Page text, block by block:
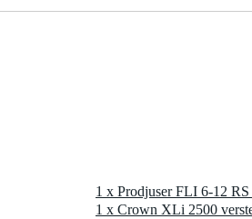
1 x Prodjuser FLI 6-12
1 x Crown XLi 2500